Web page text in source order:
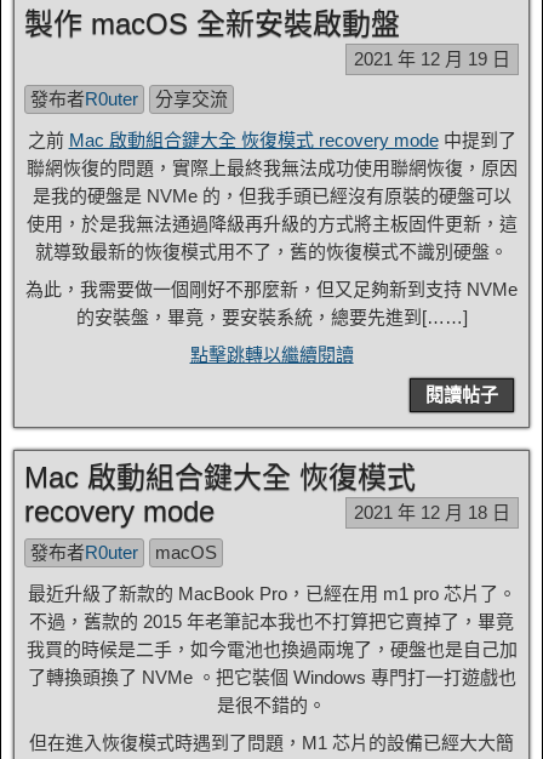
製作 macOS 全新安裝啟動盤
2021 年 12 月 19 日
發布者R0uter
分享交流
之前 Mac 啟動組合鍵大全 恢復模式 recovery mode中提到了
聯網恢復的問題，實際上最終我無法成功使用聯網恢復，原因
是我的硬盤是 NVMe 的，但我手頭已經沒有原裝的硬盤可以
使用，於是我無法通過降級再升級的方式將主板固件更新，這
就導致最新的恢復模式用不了，舊的恢復模式不識別硬盤。
為此，我需要做一個剛好不那麼新，但又足夠新到支持 NVMe
的安裝盤，畢竟，要安裝系統，總要先進到[……]
點擊跳轉以繼續閱讀
閱讀帖子
Mac 啟動組合鍵大全 恢復模式
recovery mode
2021 年 12 月 18 日
發布者R0uter
macOS
最近升級了新款的 MacBook Pro，已經在用 m1 pro 芯片了。
不過，舊款的 2015 年老筆記本我也不打算把它賣掉了，畢竟
我買的時候是二手，如今電池也換過兩塊了，硬盤也是自己加
了轉換頭換了 NVMe 。把它裝個 Windows 專門打一打遊戲也
是很不錯的。
但在進入恢復模式時遇到了問題，M1 芯片的設備已經大大簡